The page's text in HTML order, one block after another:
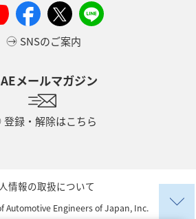
SNSのご案内
メールマガジン
登録・解除はこちら
情報の取扱について
Automotive Engineers of Japan, Inc.